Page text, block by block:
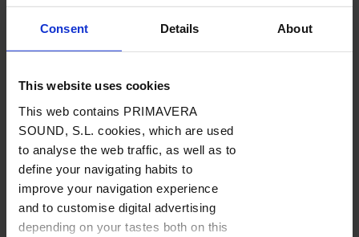
Consent Details About
This website uses cookies
This web contains PRIMAVERA
SOUND, S.L. cookies, which are used
to analyse the web traffic, as well as to
define your navigating habits to
improve your navigation experience
and to customise digital advertising
depending on your tastes both on this
Rap español contemporáneo (2):
¿el último grito o el primer